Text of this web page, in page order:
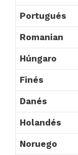
Portugués
Romanian
Húngaro
Finés
Danés
Holandés
Noruego